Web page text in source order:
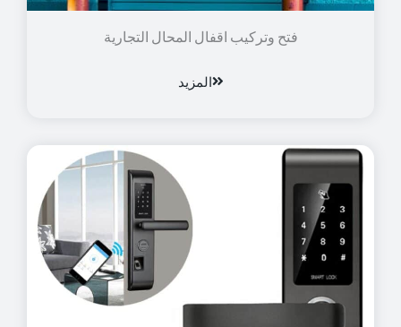
فتح وتركيب اقفال المحال التجارية
المزيد